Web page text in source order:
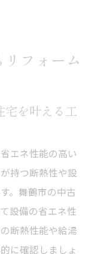
フォーム
宅を叶える工
エネ性能の高い
持つ断熱性や設
。舞鶴市の中古
設備の省エネ性
断熱性能や給湯
に確認しましょ